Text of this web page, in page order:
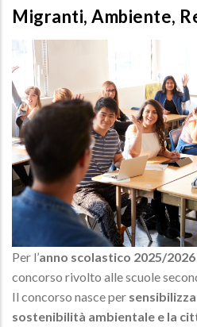
Migranti, Ambiente,
Per l’anno scolastico 2025/2026
concorso rivolto alle scuole
Il concorso nasce per
sostenibilità ambientale e la